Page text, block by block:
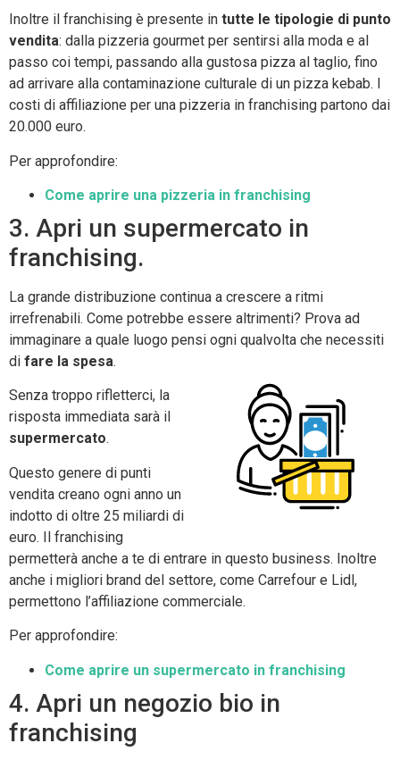
Inoltre il franchising è presente in tutte le tipologie di punto
vendita: dalla pizzeria gourmet per sentirsi alla moda e al
passo coi tempi, passando alla gustosa pizza al taglio, fino
ad arrivare alla contaminazione culturale di un pizza kebab. I
costi di affiliazione per una pizzeria in franchising partono dai
20.000 euro.
Per approfondire:
Come aprire una pizzeria in franchising
3. Apri un supermercato in
franchising.
La grande distribuzione continua a crescere a ritmi
irrefrenabili. Come potrebbe essere altrimenti? Prova ad
immaginare a quale luogo pensi ogni qualvolta che necessiti
di fare la spesa.
Senza troppo rifletterci, la
risposta immediata sarà il
supermercato.
Questo genere di punti
vendita creano ogni anno un
indotto di oltre 25 miliardi di
euro. Il franchising
permetterà anche a te di entrare in questo business. Inoltre
anche i migliori brand del settore, come Carrefour e Lidl,
permettono l’affiliazione commerciale.
Per approfondire:
Come aprire un supermercato in franchising
4. Apri un negozio bio in
franchising